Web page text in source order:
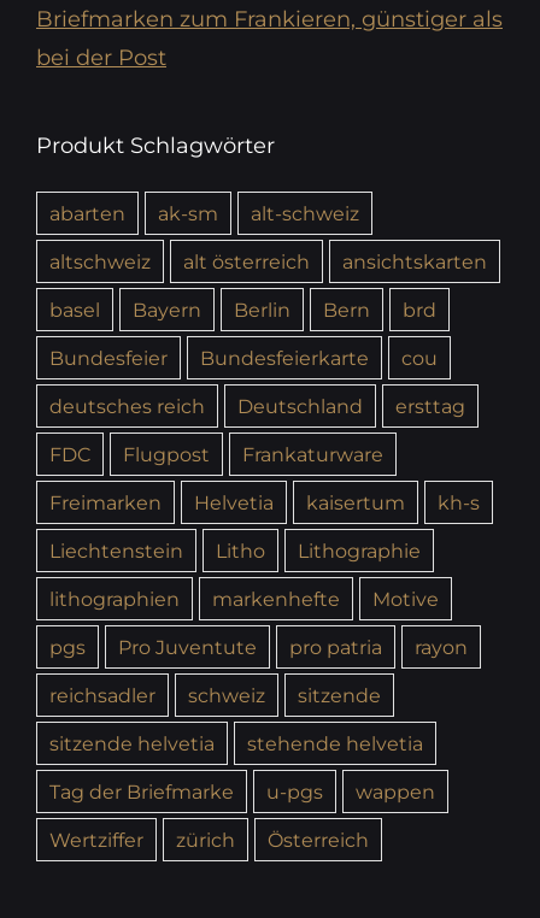
Briefmarken zum Frankieren, günstiger als
bei der Post
Produkt Schlagwörter
abarten ak-sm
alt-schweiz
altschweiz
alt österreich
ansichtskarten
basel
Bayern Berlin Bern
brd
Bundesfeier
Bundesfeierkarte
cou
deutsches reich
Deutschland
ersttag
FDC
Flugpost
Frankaturware
Freimarken
Helvetia kaisertum
kh-s
Liechtenstein
Litho
Lithographie
lithographien
markenhefte
Motive
pgs
Pro Juventute pro patria
rayon
reichsadler
schweiz
sitzende
sitzende helvetia
stehende helvetia
Tag der Briefmarke
u-pgs
wappen
Wertziffer
zürich Österreich